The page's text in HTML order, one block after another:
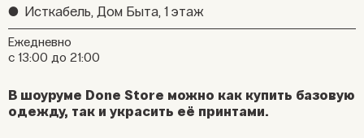
● Исткабель, Дом Быта, 1 этаж
Ежедневно
с 13:00 до 21:00
В шоуруме Done Store можно как купить базовую
одежду, так и украсить её принтами.